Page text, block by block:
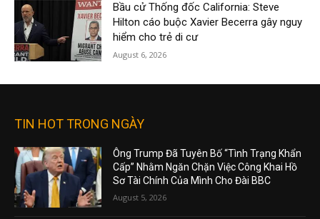
Bầu cử Thống đốc California: Steve
Hilton cáo buộc Xavier Becerra gây nguy
hiểm cho trẻ di cư
August 6, 2026
TIN HOT TRONG NGÀY
Ông Trump Đã Tuyên Bố “Tình Trạng Khẩn
Cấp” Nhằm Ngăn Chặn Việc Công Khai Hồ
Sơ Tài Chính Của Mình Cho Đài BBC
August 5, 2026